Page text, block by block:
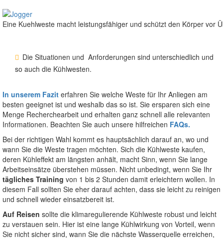
Eine Kuehlweste macht leistungsfähiger und schützt den Körper vor
Die Situationen und Anforderungen sind unterschiedlich und
so auch die Kühlwesten.
In unserem Fazit erfahren Sie welche Weste für Ihr Anliegen am
besten geeignet ist und weshalb das so ist. Sie ersparen sich eine
Menge Recherchearbeit und erhalten ganz schnell alle relevanten
Informationen. Beachten Sie auch unsere hilfreichen FAQs.
Bei der richtigen Wahl kommt es hauptsächlich darauf an, wo und
wann Sie die Weste tragen möchten. Sich die Kühlweste kaufen,
deren Kühleffekt am längsten anhält, macht Sinn, wenn Sie lange
Arbeitseinsätze überstehen müssen. Nicht unbedingt, wenn Sie Ihr
tägliches Training von 1 bis 2 Stunden damit erleichtern wollen. In
diesem Fall sollten Sie eher darauf achten, dass sie leicht zu reinigen
und schnell wieder einsatzbereit ist.
Auf Reisen sollte die klimaregulierende Kühlweste robust und leicht
zu verstauen sein. Hier ist eine lange Kühlwirkung von Vorteil, wenn
Sie nicht sicher sind, wann Sie die nächste Wasserquelle erreichen,